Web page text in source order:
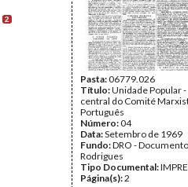
2
Pasta:06779.026
Título:Unidade Popular
central do Comité
Português
Número:04
Data:Setembro de 1969
Fundo:DRO -
Rodrigues
Tipo Documental:
Página(s):2